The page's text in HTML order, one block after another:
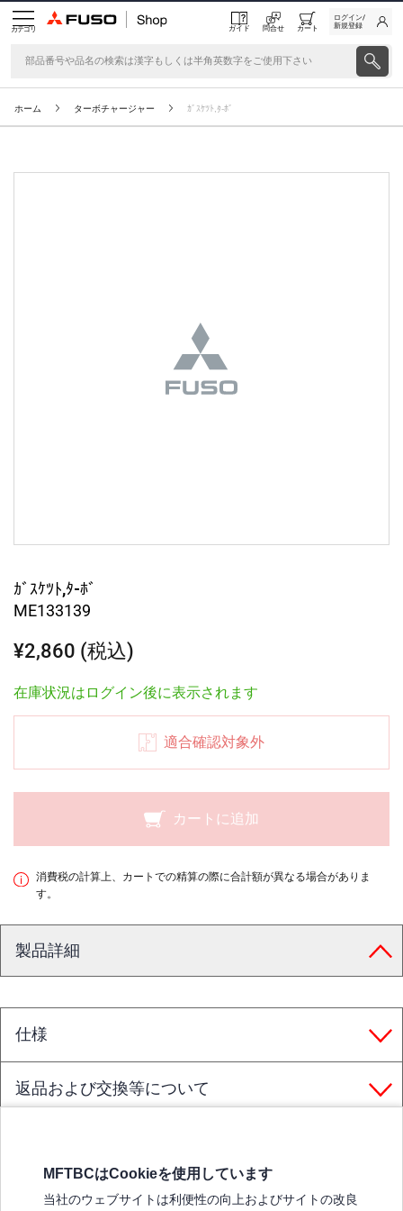
カテゴリ ガイド 問合せ カート
ログイン/
新規登録
ホーム ターボチャージャー ｶﾞｽｹﾂﾄ,ﾀ-ﾎﾞ
ｶﾞｽｹﾂﾄ,ﾀ-ﾎﾞ
ME133139
¥2,860 (税込)
在庫状況はログイン後に表示されます
適合確認対象外
カートに追加
消費税の計算上、カートでの精算の際に合計額が異なる場合がありま
す。
製品詳細
仕様
返品および交換等について
MFTBCはCookieを使用しています
当社のウェブサイトは利便性の向上およびサイトの改良